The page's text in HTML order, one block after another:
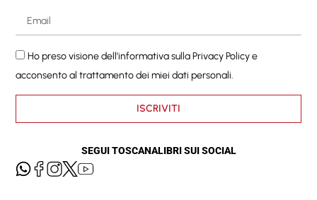
Ho preso visione dell'informativa sullaPrivacy Policye
acconsento al trattamento dei miei dati personali.
ISCRIVITI
SEGUI TOSCANALIBRI SUI SOCIAL